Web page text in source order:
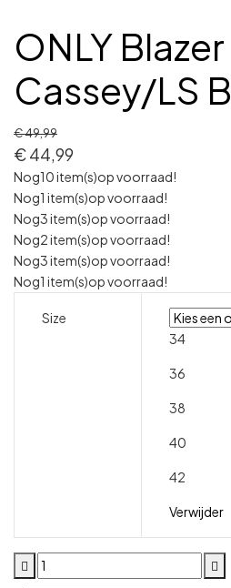
ONLY Blazer
Cassey/LS
€49,99
€44,99
Nog10 item(s)op voorraad!
Nog1 item(s)op voorraad!
Nog3 item(s)op voorraad!
Nog2 item(s)op voorraad!
Nog3 item(s)op voorraad!
Nog1 item(s)op voorraad!
Size
34
36
38
40
42
Verwijder